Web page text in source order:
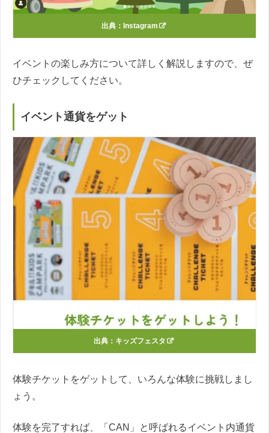
出典： Instagram
イベントの楽しみ方について詳しく解説しますので、ぜ
ひチェックしてください。
イベント通貨をゲット
出典： キッズフェスタ
体験チケットをゲットして、いろんな体験に挑戦しまし
ょう。
体験を完了すれば、「CAN」と呼ばれるイベント内通貨